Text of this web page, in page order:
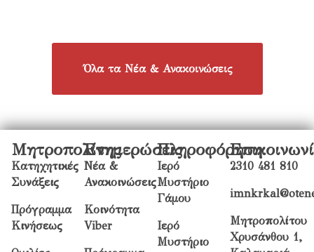
Όλα τα Νέα & Ανακοινώσεις
Μητροπολίτης
Κατηχητικές
Συνάξεις
Πρόγραμμα
Κινήσεως
Ενημερώσεις
Νέα &
Ανακοινώσεις
Κοινότητα
Viber
Πληροφόρηση
Ιερό
Μυστήριο
Γάμου
Ιερό
Μυστήριο
2310 481 810
Μητροπολίτου
Χρυσάνθου 1,